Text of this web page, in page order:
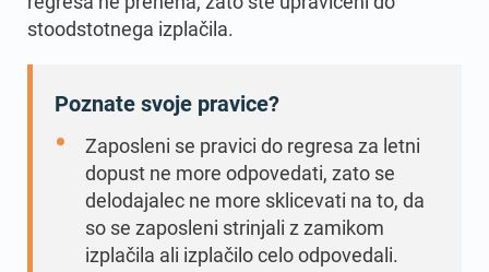
stoodstotnega izplačila.
Poznate svoje pravice?
Zaposleni se pravici do regresa za letni
dopust ne more odpovedati, zato se
delodajalec ne more sklicevati na to, da
so se zaposleni strinjali z zamikom
izplačila ali izplačilo celo odpovedali.